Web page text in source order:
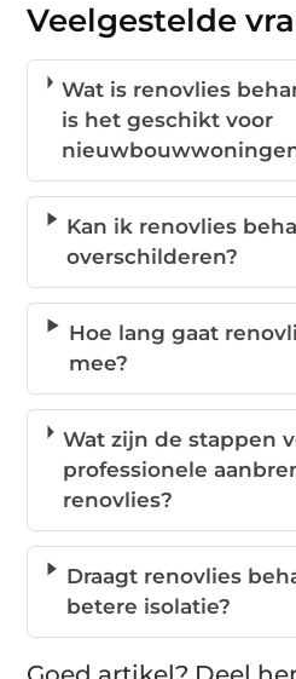
Veelgestelde
Wat is renovlies
is het geschikt voor
Kan ik renovlies
overschilderen?
Hoe lang gaat
mee?
Wat zijn de stappen
professionele
renovlies?
Draagt renovlies
betere isolatie?